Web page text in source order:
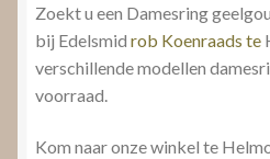
Zoekt u een Damesring
bij Edelsmid rob Koenraads te
verschillende modellen
voorraad.
Kom naar onze winkel te